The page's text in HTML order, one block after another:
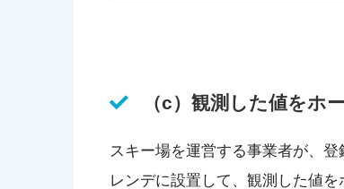
（c）観測した値をホ
スキー場を運営する事業者が、
レンデに設置して、観測した値